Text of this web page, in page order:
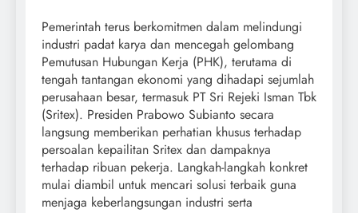
Pemerintah terus berkomitmen dalam melindungi
industri padat karya dan mencegah gelombang
Pemutusan Hubungan Kerja (PHK), terutama di
tengah tantangan ekonomi yang dihadapi sejumlah
perusahaan besar, termasuk PT Sri Rejeki Isman Tbk
(Sritex). Presiden Prabowo Subianto secara
langsung memberikan perhatian khusus terhadap
persoalan kepailitan Sritex dan dampaknya
terhadap ribuan pekerja. Langkah-langkah konkret
mulai diambil untuk mencari solusi terbaik guna
menjaga keberlangsungan industri serta